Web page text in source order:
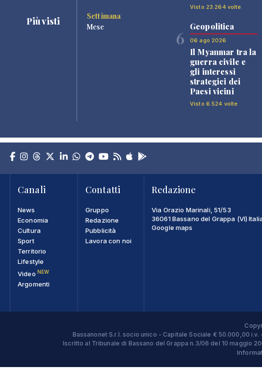
Più visti
Settimana
Mese
Visto 23.264 volte
6
Geopolitica
06 ago 2026
Il Myanmar tra la
guerra civile e
gli interessi
strategici dei
Paesi vicini
Visto 6.524 volte
Canali
News
Economia
Cultura
Sport
Territorio
Lifestyle
Video NEW
Argomenti
Contatti
Gruppo
Redazione
Pubblicità
Lavora con noi
Redazione
Via Orazio Marinali, 51/53
36061 Bassano del Grappa (VI)
Google maps
Bassanonet S.r.l. socio unico - Capitale Sociale € 50.000,00
Iscritto al Tribunale di Bassano del Grappa n.3/06 del 10 maggio